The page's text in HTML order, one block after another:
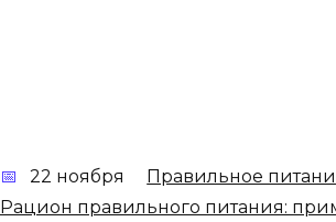
22 ноября Правильное
Рацион правильного питания: